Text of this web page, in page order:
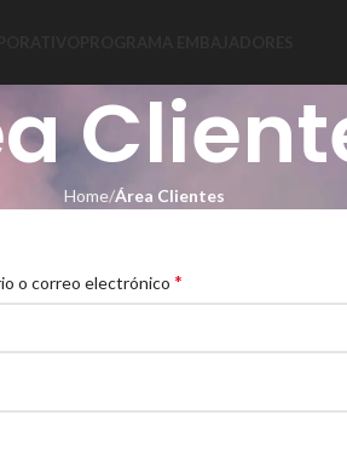
Home Área Clientes
o correo electrónico *